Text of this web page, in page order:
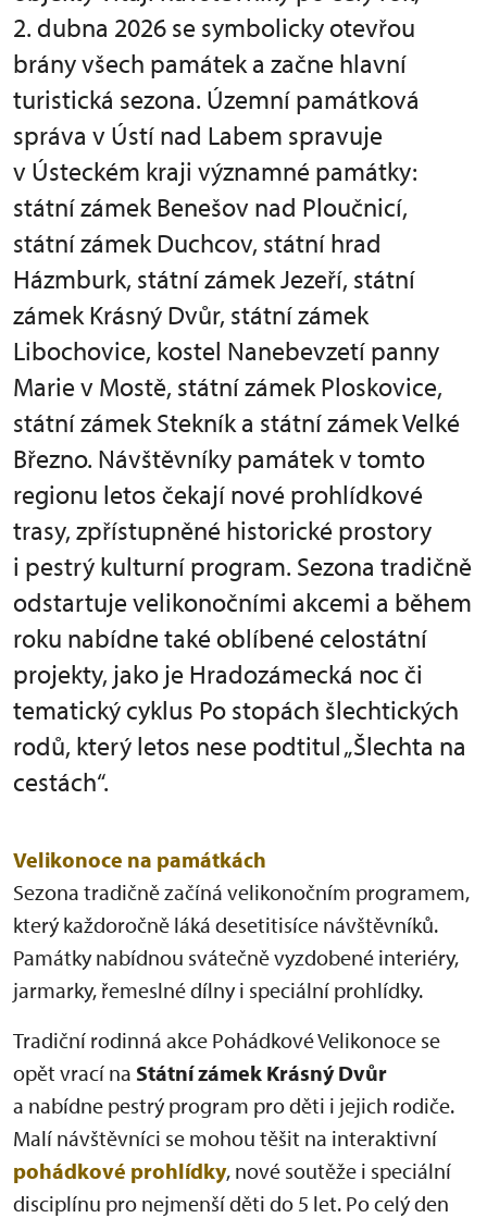
2. dubna 2026 se symbolicky otevřou
brány všech památek a začne hlavní
turistická sezona. Územní památková
správa v Ústí nad Labem spravuje
v Ústeckém kraji významné památky:
státní zámek Benešov nad Ploučnicí,
státní zámek Duchcov, státní hrad
Házmburk, státní zámek Jezeří, státní
zámek Krásný Dvůr, státní zámek
Libochovice, kostel Nanebevzetí panny
Marie v Mostě, státní zámek Ploskovice,
státní zámek Stekník a státní zámek Velké
Březno. Návštěvníky památek v tomto
regionu letos čekají nové prohlídkové
trasy, zpřístupněné historické prostory
i pestrý kulturní program. Sezona tradičně
odstartuje velikonočními akcemi a během
roku nabídne také oblíbené celostátní
projekty, jako je Hradozámecká noc či
tematický cyklus Po stopách šlechtických
rodů, který letos nese podtitul „Šlechta na
cestách“.
Velikonoce na památkách
Sezona tradičně začíná velikonočním programem,
který každoročně láká desetitisíce návštěvníků.
Památky nabídnou svátečně vyzdobené interiéry,
jarmarky, řemeslné dílny i speciální prohlídky.
Tradiční rodinná akce Pohádkové Velikonoce se
opět vrací na Státní zámek Krásný Dvůr
a nabídne pestrý program pro děti i jejich rodiče.
Malí návštěvníci se mohou těšit na interaktivní
pohádkové prohlídky, nové soutěže i speciální
disciplínu pro nejmenší děti do 5 let. Po celý den